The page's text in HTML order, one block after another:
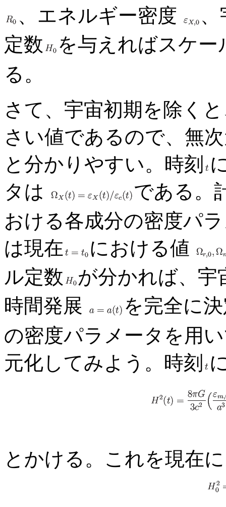
、エネルギー密度
定数
を与えればスケー
る。
さて、宇宙初期を除く
さい値であるので、無
と分かりやすい。時刻
タは
である。
おける各成分の密度パ
は現在
における値
ル定数
が分かれば、宇
時間発展
を完全に
の密度パラメータを用
元化してみよう。時刻
とかける。これを現在